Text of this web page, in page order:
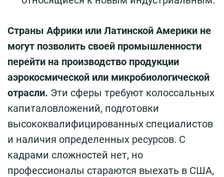
Страны Африки или Латинской Америки не
могут позволить своей промышленности
перейти на производство продукции
аэрокосмической или микробиологической
отрасли. Эти сферы требуют колоссальных
капиталовложений, подготовки
высококвалифицированных специалистов
и наличия определенных ресурсов. С
кадрами сложностей нет, но
профессионалы стараются выехать в США,